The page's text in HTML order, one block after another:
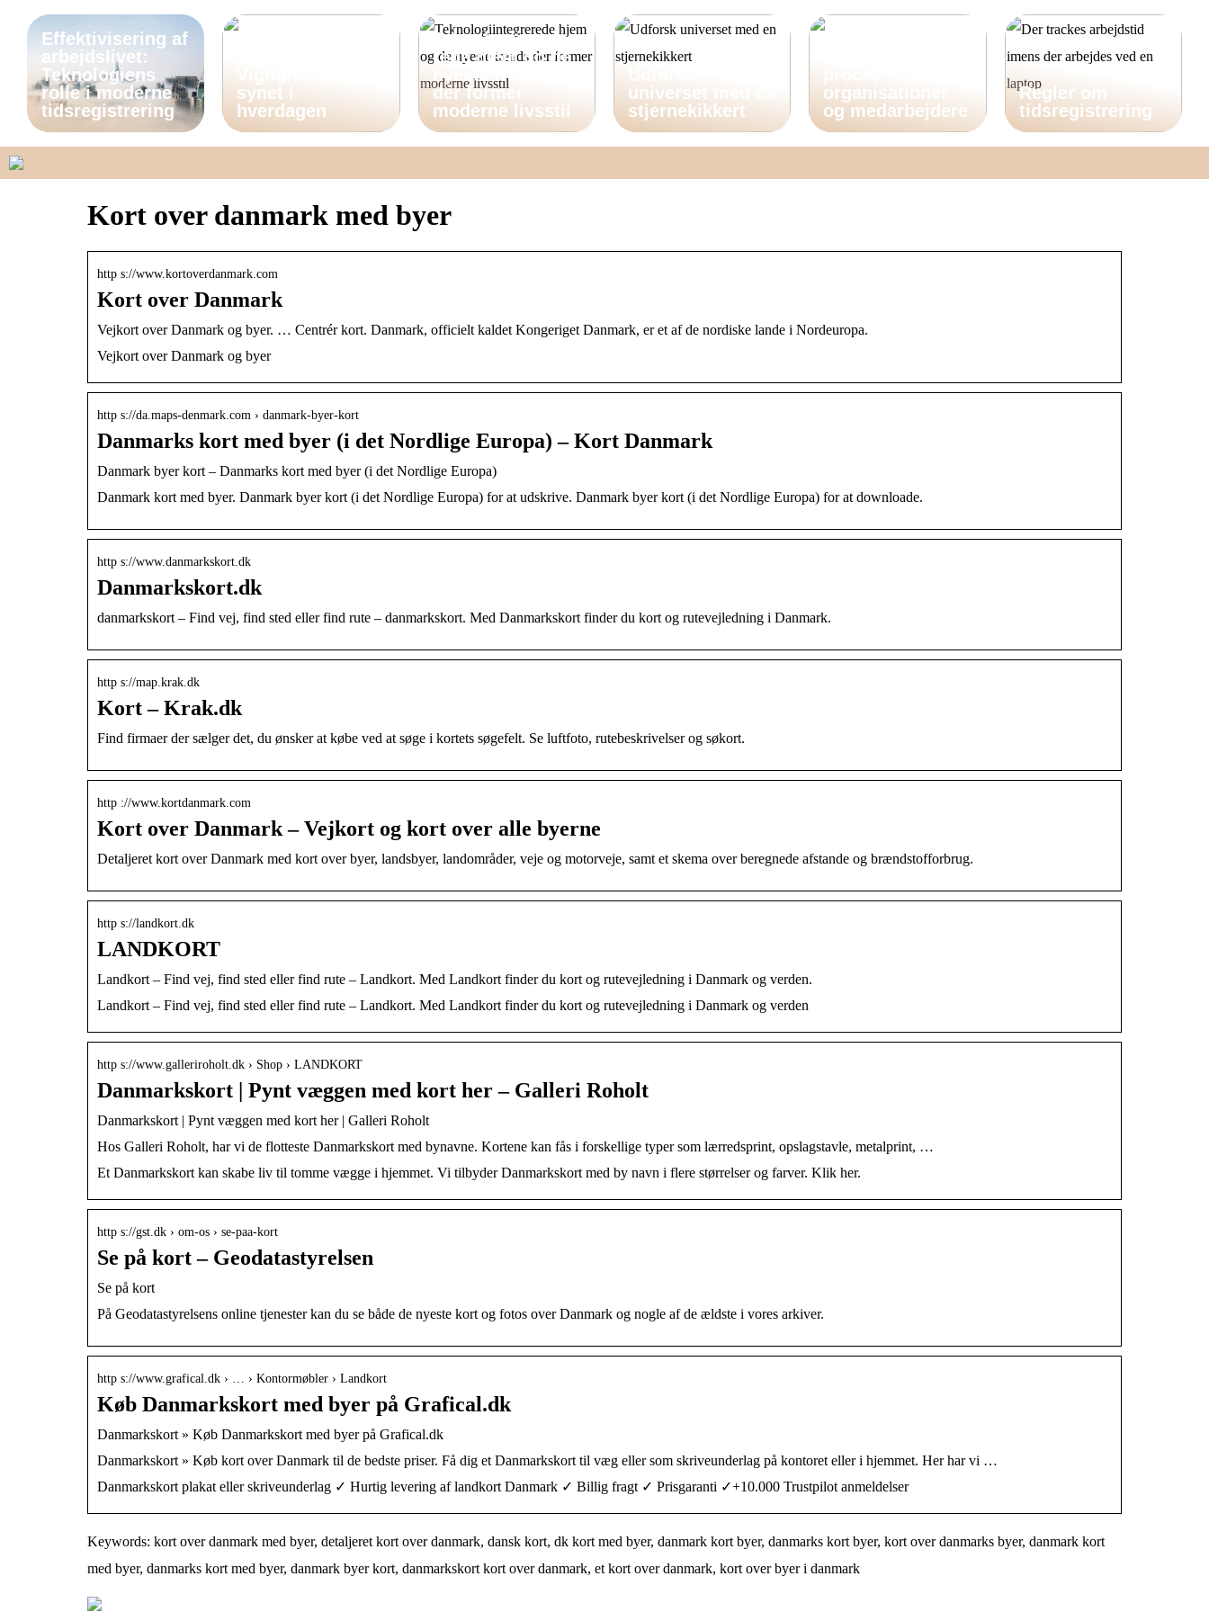
Effektivisering af
arbejdslivet:
Teknologiens
rolle i moderne
tidsregistrering
synet i
hverdagen
Teknologiintegre
rede hjem og de
nyeste trends
der former
moderne livsstil
universet med en
stjernekikkert
organisationer
og medarbejdere
Regler om
tidsregistrering
Kort over danmark med byer
http s://www.kortoverdanmark.com
Kort over Danmark
Vejkort over Danmark og byer. … Centrér kort. Danmark, officielt kaldet Kongeriget Danmark, er et af de nordiske lande i Nordeuropa.
Vejkort over Danmark og byer
http s://da.maps-denmark.com › danmark-byer-kort
Danmarks kort med byer (i det Nordlige Europa) – Kort Danmark
Danmark byer kort – Danmarks kort med byer (i det Nordlige Europa)
Danmark kort med byer. Danmark byer kort (i det Nordlige Europa) for at udskrive. Danmark byer kort (i det Nordlige Europa) for at downloade.
http s://www.danmarkskort.dk
Danmarkskort.dk
danmarkskort – Find vej, find sted eller find rute – danmarkskort. Med Danmarkskort finder du kort og rutevejledning i Danmark.
http s://map.krak.dk
Kort – Krak.dk
Find firmaer der sælger det, du ønsker at købe ved at søge i kortets søgefelt. Se luftfoto, rutebeskrivelser og søkort.
http ://www.kortdanmark.com
Kort over Danmark – Vejkort og kort over alle byerne
Detaljeret kort over Danmark med kort over byer, landsbyer, landområder, veje og motorveje, samt et skema over beregnede afstande og brændstofforbrug.
http s://landkort.dk
LANDKORT
Landkort – Find vej, find sted eller find rute – Landkort. Med Landkort finder du kort og rutevejledning i Danmark og verden.
Landkort – Find vej, find sted eller find rute – Landkort. Med Landkort finder du kort og rutevejledning i Danmark og verden
http s://www.galleriroholt.dk › Shop › LANDKORT
Danmarkskort | Pynt væggen med kort her – Galleri Roholt
Danmarkskort | Pynt væggen med kort her | Galleri Roholt
Hos Galleri Roholt, har vi de flotteste Danmarkskort med bynavne. Kortene kan fås i forskellige typer som lærredsprint, opslagstavle, metalprint, …
Et Danmarkskort kan skabe liv til tomme vægge i hjemmet. Vi tilbyder Danmarkskort med by navn i flere størrelser og farver. Klik her.
http s://gst.dk › om-os › se-paa-kort
Se på kort – Geodatastyrelsen
Se på kort
På Geodatastyrelsens online tjenester kan du se både de nyeste kort og fotos over Danmark og nogle af de ældste i vores arkiver.
http s://www.grafical.dk › … › Kontormøbler › Landkort
Køb Danmarkskort med byer på Grafical.dk
Danmarkskort » Køb Danmarkskort med byer på Grafical.dk
Danmarkskort » Køb kort over Danmark til de bedste priser. Få dig et Danmarkskort til væg eller som skriveunderlag på kontoret eller i hjemmet. Her har vi …
Danmarkskort plakat eller skriveunderlag ✓ Hurtig levering af landkort Danmark ✓ Billig fragt ✓ Prisgaranti ✓+10.000 Trustpilot anmeldelser
Keywords: kort over danmark med byer, detaljeret kort over danmark, dansk kort, dk kort med byer, danmark kort byer, danmarks kort byer, kort over danmarks byer, danmark kort
med byer, danmarks kort med byer, danmark byer kort, danmarkskort kort over danmark, et kort over danmark, kort over byer i danmark